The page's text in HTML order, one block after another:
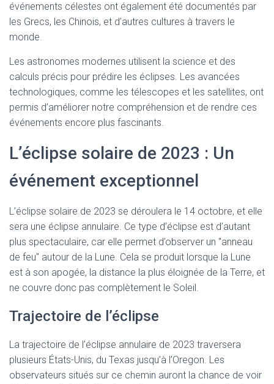
événements célestes ont également été documentés par
les Grecs, les Chinois, et d’autres cultures à travers le
monde.
Les astronomes modernes utilisent la science et des
calculs précis pour prédire les éclipses. Les avancées
technologiques, comme les télescopes et les satellites, ont
permis d’améliorer notre compréhension et de rendre ces
événements encore plus fascinants.
L’éclipse solaire de 2023 : Un
événement exceptionnel
L’éclipse solaire de 2023 se déroulera le 14 octobre, et elle
sera une éclipse annulaire. Ce type d’éclipse est d’autant
plus spectaculaire, car elle permet d’observer un "anneau
de feu" autour de la Lune. Cela se produit lorsque la Lune
est à son apogée, la distance la plus éloignée de la Terre, et
ne couvre donc pas complètement le Soleil.
Trajectoire de l’éclipse
La trajectoire de l’éclipse annulaire de 2023 traversera
plusieurs États-Unis, du Texas jusqu’à l’Oregon. Les
observateurs situés sur ce chemin auront la chance de voir